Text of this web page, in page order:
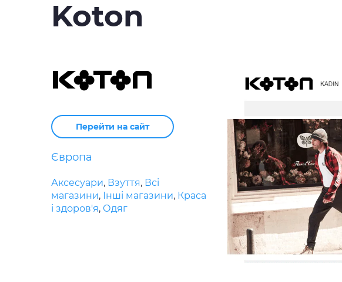
Koton
Перейти на сайт
Європа
Аксесуари, Взуття, Всі
магазини, Інші магазини, Краса
і здоров'я, Одяг